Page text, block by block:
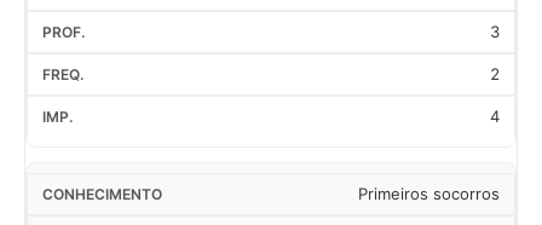
3
2
4
Primeiros socorros